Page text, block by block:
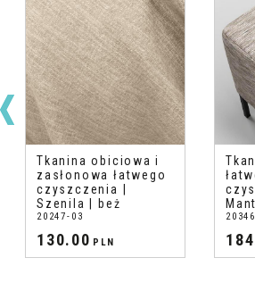
Tkanina obiciowa i
zasłonowa łatwego
czyszczenia |
Szenila | beż
20247-03
130.00 PLN